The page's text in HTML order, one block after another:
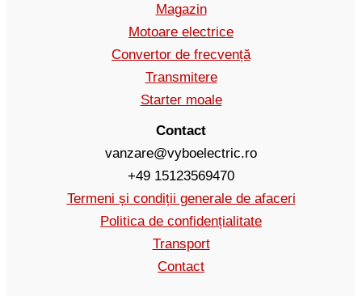
Magazin
Motoare electrice
Convertor de frecvență
Transmitere
Starter moale
Contact
vanzare@vyboelectric.ro
+49 15123569470
Termeni și condiții generale de afaceri
Politica de confidențialitate
Transport
Contact